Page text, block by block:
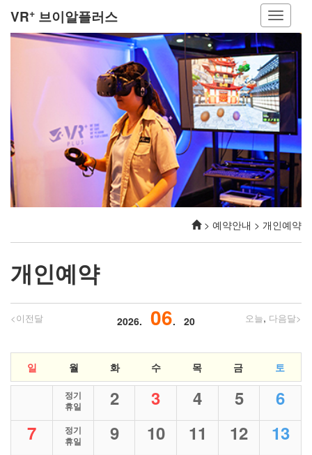
VR+ 브이알플러스
> 예약안내 > 개인예약
개인예약
<이전달 2026. 06. 20 오늘, 다음달>
일 월 화 수 목 금 토
정기
휴일
2 3 4 5
6
7
정기
휴일
9 10 11 12
13